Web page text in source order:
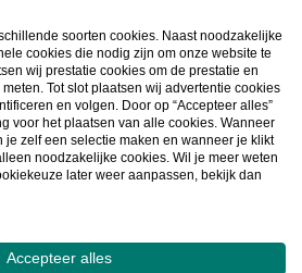
Dus groei ook mee en maak
soorten cookies. Naast noodzakelijke
cookies die nodig zijn om onze website te
wij prestatie cookies om de prestatie en
Tot slot plaatsen wij advertentie cookies
en volgen. Door op “Accepteer alles”
voor het plaatsen van alle cookies. Wanneer
je zelf een selectie maken en wanneer je klikt
noodzakelijke cookies. Wil je meer weten
later weer aanpassen, bekijk dan
Accepteer alles